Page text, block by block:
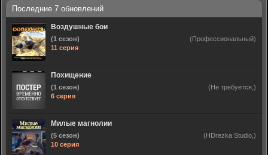
Воздушные бои
(1 сезон)
11 серия
(Профессиональный)
Похищение
(1 сезон)
6 серия
(Не требуется,)
Милые магнолии
(5 сезон)
10 серия
(HDrezka Studio,)